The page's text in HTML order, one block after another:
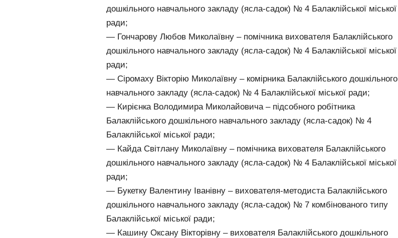
дошкільного навчального закладу (ясла-садок) № 4 Балаклійської міської
ради;
— Гончарову Любов Миколаївну – помічника вихователя Балаклійського
дошкільного навчального закладу (ясла-садок) № 4 Балаклійської міської
ради;
— Сіромаху Вікторію Миколаївну – комірника Балаклійського дошкільного
навчального закладу (ясла-садок) № 4 Балаклійської міської ради;
— Кирієнка Володимира Миколайовича – підсобного робітника
Балаклійського дошкільного навчального закладу (ясла-садок) № 4
Балаклійської міської ради;
— Кайда Світлану Миколаївну – помічника вихователя Балаклійського
дошкільного навчального закладу (ясла-садок) № 4 Балаклійської міської
ради;
— Букетку Валентину Іванівну – вихователя-методиста Балаклійського
дошкільного навчального закладу (ясла-садок) № 7 комбінованого типу
Балаклійської міської ради;
— Кашину Оксану Вікторівну – вихователя Балаклійського дошкільного